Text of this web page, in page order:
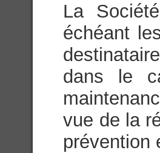
La
échéant
dans le
vue de la
prévention